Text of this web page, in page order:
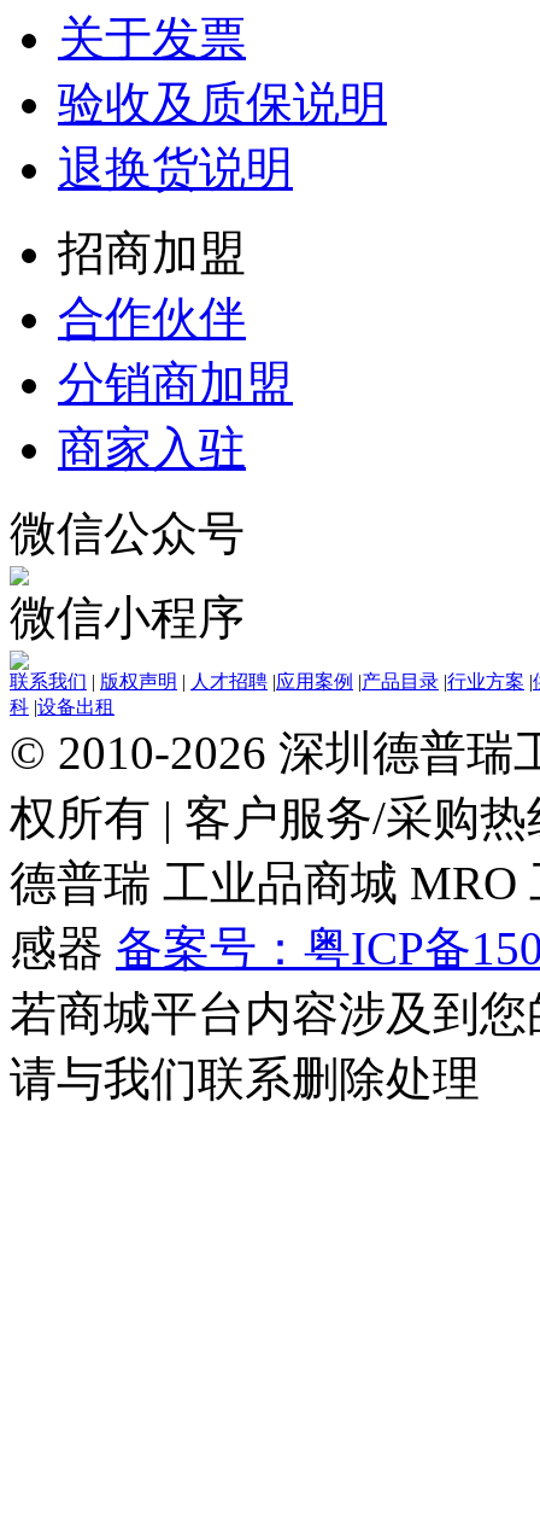
关于发票
验收及质保说明
退换货说明
招商加盟
合作伙伴
分销商加盟
商家入驻
微信公众号
微信小程序
联系我们 | 版权声明 | 人才招聘 |应用案例 |产品目录 |行业方案 |
科 |设备出租
© 2010-2026 深圳德普瑞
权所有 | 客户服务/采购热
德普瑞 工业品商城 MRO
感器 备案号：粤ICP备
若商城平台内容涉及到
请与我们联系删除处理